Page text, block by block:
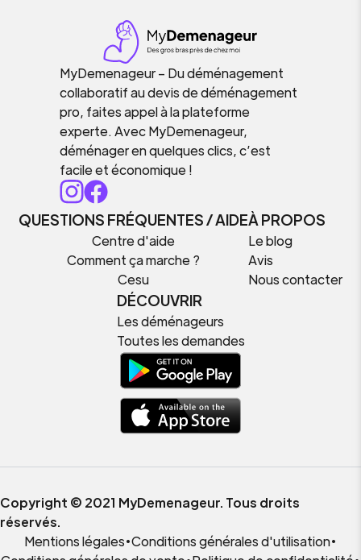
MyDemenageur – Du déménagement
collaboratif au devis de déménagement
pro, faites appel à la plateforme
experte. Avec MyDemenageur,
déménager en quelques clics, c’est
facile et économique !
QUESTIONS FRÉQUENTES / AIDE
Centre d'aide
Comment ça marche ?
Cesu
À PROPOS
Le blog
Avis
Nous contacter
DÉCOUVRIR
Les déménageurs
Toutes les demandes
Copyright © 2021 MyDemenageur. Tous droits
réservés.
Mentions légales•Conditions générales d'utilisation•